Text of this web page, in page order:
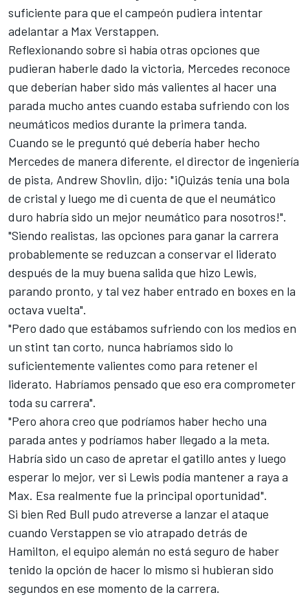
suficiente para que el campeón pudiera intentar
adelantar a Max Verstappen.
Reflexionando sobre si había otras opciones que
pudieran haberle dado la victoria, Mercedes reconoce
que deberían haber sido más valientes al hacer una
parada mucho antes cuando estaba sufriendo con los
neumáticos medios durante la primera tanda.
Cuando se le preguntó qué debería haber hecho
Mercedes de manera diferente, el director de ingeniería
de pista, Andrew Shovlin, dijo: "¡Quizás tenía una bola
de cristal y luego me di cuenta de que el neumático
duro habría sido un mejor neumático para nosotros!".
"Siendo realistas, las opciones para ganar la carrera
probablemente se reduzcan a conservar el liderato
después de la muy buena salida que hizo Lewis,
parando pronto, y tal vez haber entrado en boxes en la
octava vuelta".
"Pero dado que estábamos sufriendo con los medios en
un stint tan corto, nunca habríamos sido lo
suficientemente valientes como para retener el
liderato. Habríamos pensado que eso era comprometer
toda su carrera".
"Pero ahora creo que podríamos haber hecho una
parada antes y podríamos haber llegado a la meta.
Habría sido un caso de apretar el gatillo antes y luego
esperar lo mejor, ver si Lewis podía mantener a raya a
Max. Esa realmente fue la principal oportunidad".
Si bien Red Bull pudo atreverse a lanzar el ataque
cuando Verstappen se vio atrapado detrás de
Hamilton, el equipo alemán no está seguro de haber
tenido la opción de hacer lo mismo si hubieran sido
segundos en ese momento de la carrera.